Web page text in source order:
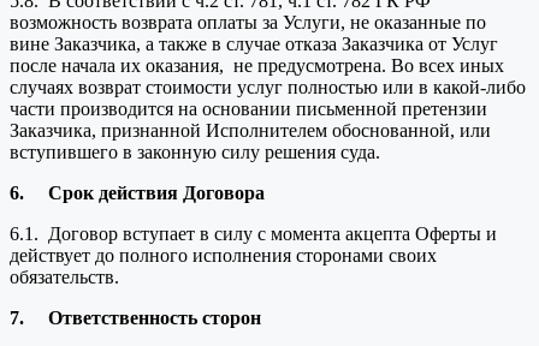
возможность возврата оплаты за Услуги, не оказанные по
вине Заказчика, а также в случае отказа Заказчика от Услуг
после начала их оказания, не предусмотрена. Во всех иных
случаях возврат стоимости услуг полностью или в какой-либо
части производится на основании письменной претензии
Заказчика, признанной Исполнителем обоснованной, или
вступившего в законную силу решения суда.
6. Срок действия Договора
6.1. Договор вступает в силу с момента акцепта Оферты и
действует до полного исполнения сторонами своих
обязательств.
7. Ответственность сторон